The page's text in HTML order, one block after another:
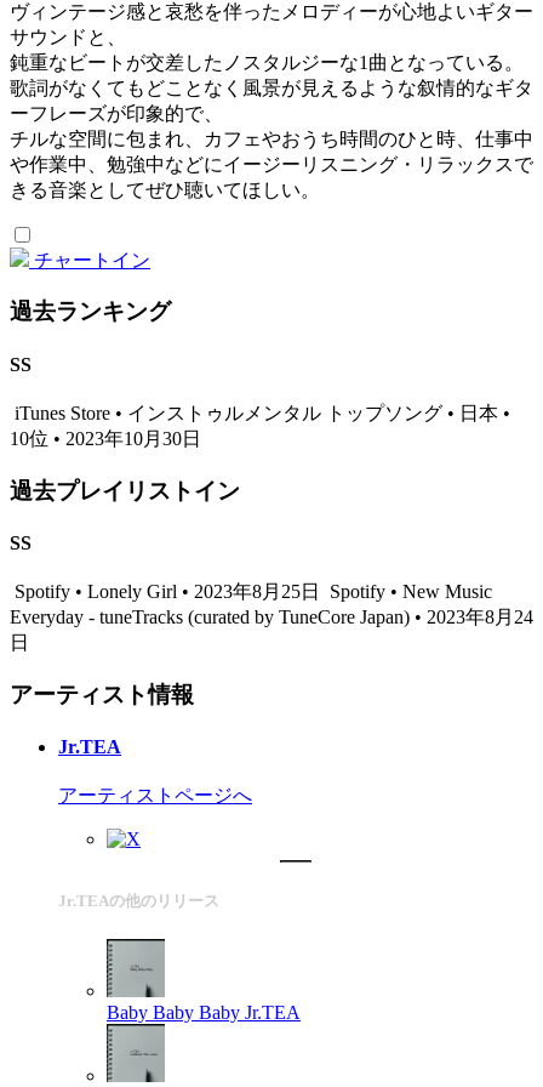
ヴィンテージ感と哀愁を伴ったメロディーが心地よいギター
サウンドと、
鈍重なビートが交差したノスタルジーな1曲となっている。
歌詞がなくてもどことなく風景が見えるような叙情的なギタ
ーフレーズが印象的で、
チルな空間に包まれ、カフェやおうち時間のひと時、仕事中
や作業中、勉強中などにイージーリスニング・リラックスで
きる音楽としてぜひ聴いてほしい。
チャートイン
過去ランキング
SS
iTunes Store • インストゥルメンタル トップソング • 日本 •
10位 • 2023年10月30日
過去プレイリストイン
SS
Spotify • Lonely Girl • 2023年8月25日
Spotify • New Music
Everyday - tuneTracks (curated by TuneCore Japan) • 2023年8月24
日
アーティスト情報
Jr.TEA
アーティストページへ
Jr.TEAの他のリリース
Baby Baby Baby Jr.TEA